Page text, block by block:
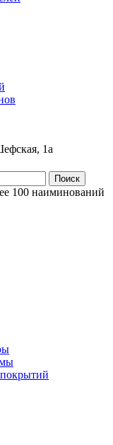
1а
Поиск
100 наиминований